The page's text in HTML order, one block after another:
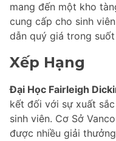
mang đến một kho
cung cấp cho sinh
dẫn quý giá trong
Xếp Hạng
Đại Học Fairleigh
kết đối với sự xuất
sinh viên. Cơ Sở
được nhiều giải